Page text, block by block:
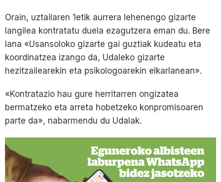
Orain, uztailaren 1etik aurrera lehenengo gizarte
langilea kontratatu duela ezagutzera eman du. Bere
lana «Usansoloko gizarte gai guztiak kudeatu eta
koordinatzea izango da, Udaleko gizarte
hezitzailearekin eta psikologoarekin elkarlanean».
«Kontratazio hau gure herritarren ongizatea
bermatzeko eta arreta hobetzeko konpromisoaren
parte da», nabarmendu du Udalak.